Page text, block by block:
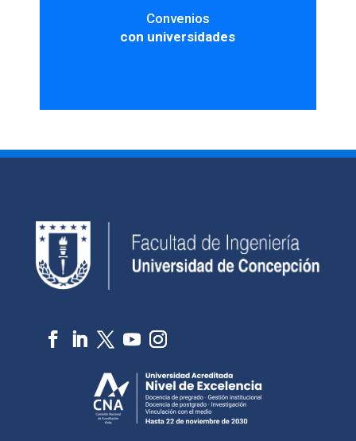
Convenios
con universidades